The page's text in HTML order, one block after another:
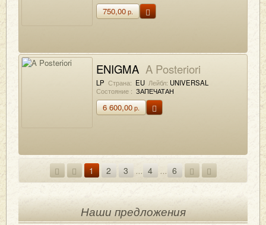
750,00р.
ENIGMA A Posteriori
LP Страна: EU Лейбл: UNIVERSAL
Состояние : ЗАПЕЧАТАН
6 600,00р.
1 2 3 ... 4 ... 6
Наши предложения